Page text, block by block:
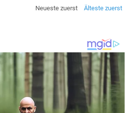
Neueste zuerst
Älteste zuerst